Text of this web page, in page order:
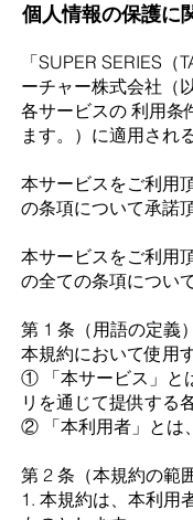
個人情報の保護に
「SUPER SERIES
ーチャー株式会社（
各サービスの 利⽤条
ます。）に適⽤され
本サービスをご利⽤
の条項について承諾
本サービスをご利⽤
の全ての条項につい
第 1 条（⽤語の定義）
本規約において使⽤
① 「本サービス」と
リを通じて提供する
② 「本利⽤者」とは
第 2 条（本規約の範囲
1. 本規約は、本利⽤